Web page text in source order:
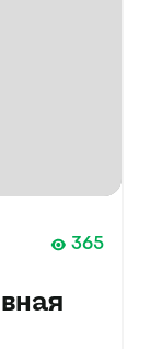
365